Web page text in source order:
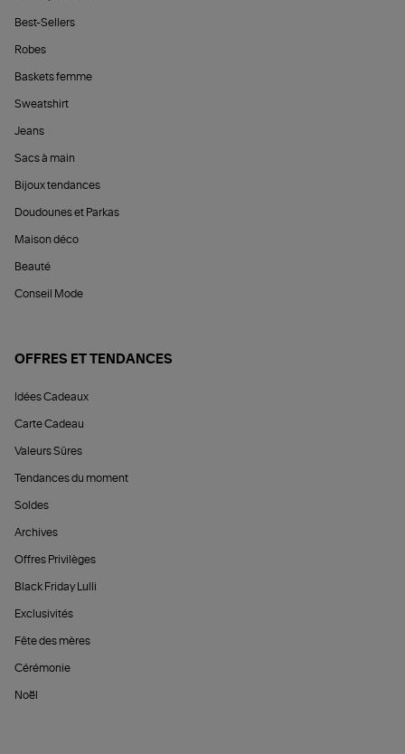
Best-Sellers
Robes
Baskets femme
Sweatshirt
Jeans
Sacs à main
Bijoux tendances
Doudounes et Parkas
Maison déco
Beauté
Conseil Mode
OFFRES ET TENDANCES
Idées Cadeaux
Carte Cadeau
Valeurs Sûres
Tendances du moment
Soldes
Archives
Offres Privilèges
Black Friday Lulli
Exclusivités
Fête des mères
Cérémonie
Noël